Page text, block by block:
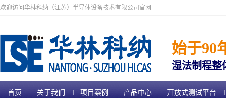
欢迎访问华林科纳（江苏）半导体设备技术有限公司官网
始于90
湿法制程整
首页 关于我们 项目案例 产品中心 开放式测试平台